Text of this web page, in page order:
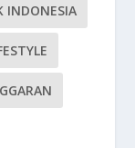
INDONESIA